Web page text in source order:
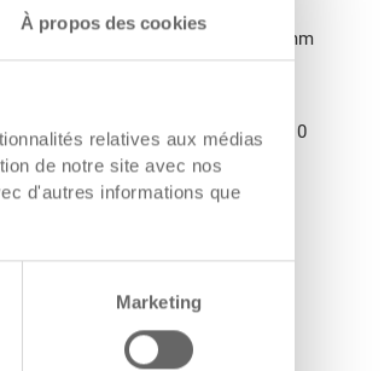
À propos des cookies
relatives aux médias
de notre site avec nos
d'autres informations que
Marketing
industrielle UPAL-I
industrielle UPAL-I 1210x810x170 mm
33-1208I-01-00-02 R.P7010
de
à partir de 15 unités
à partir de CHF 53.00